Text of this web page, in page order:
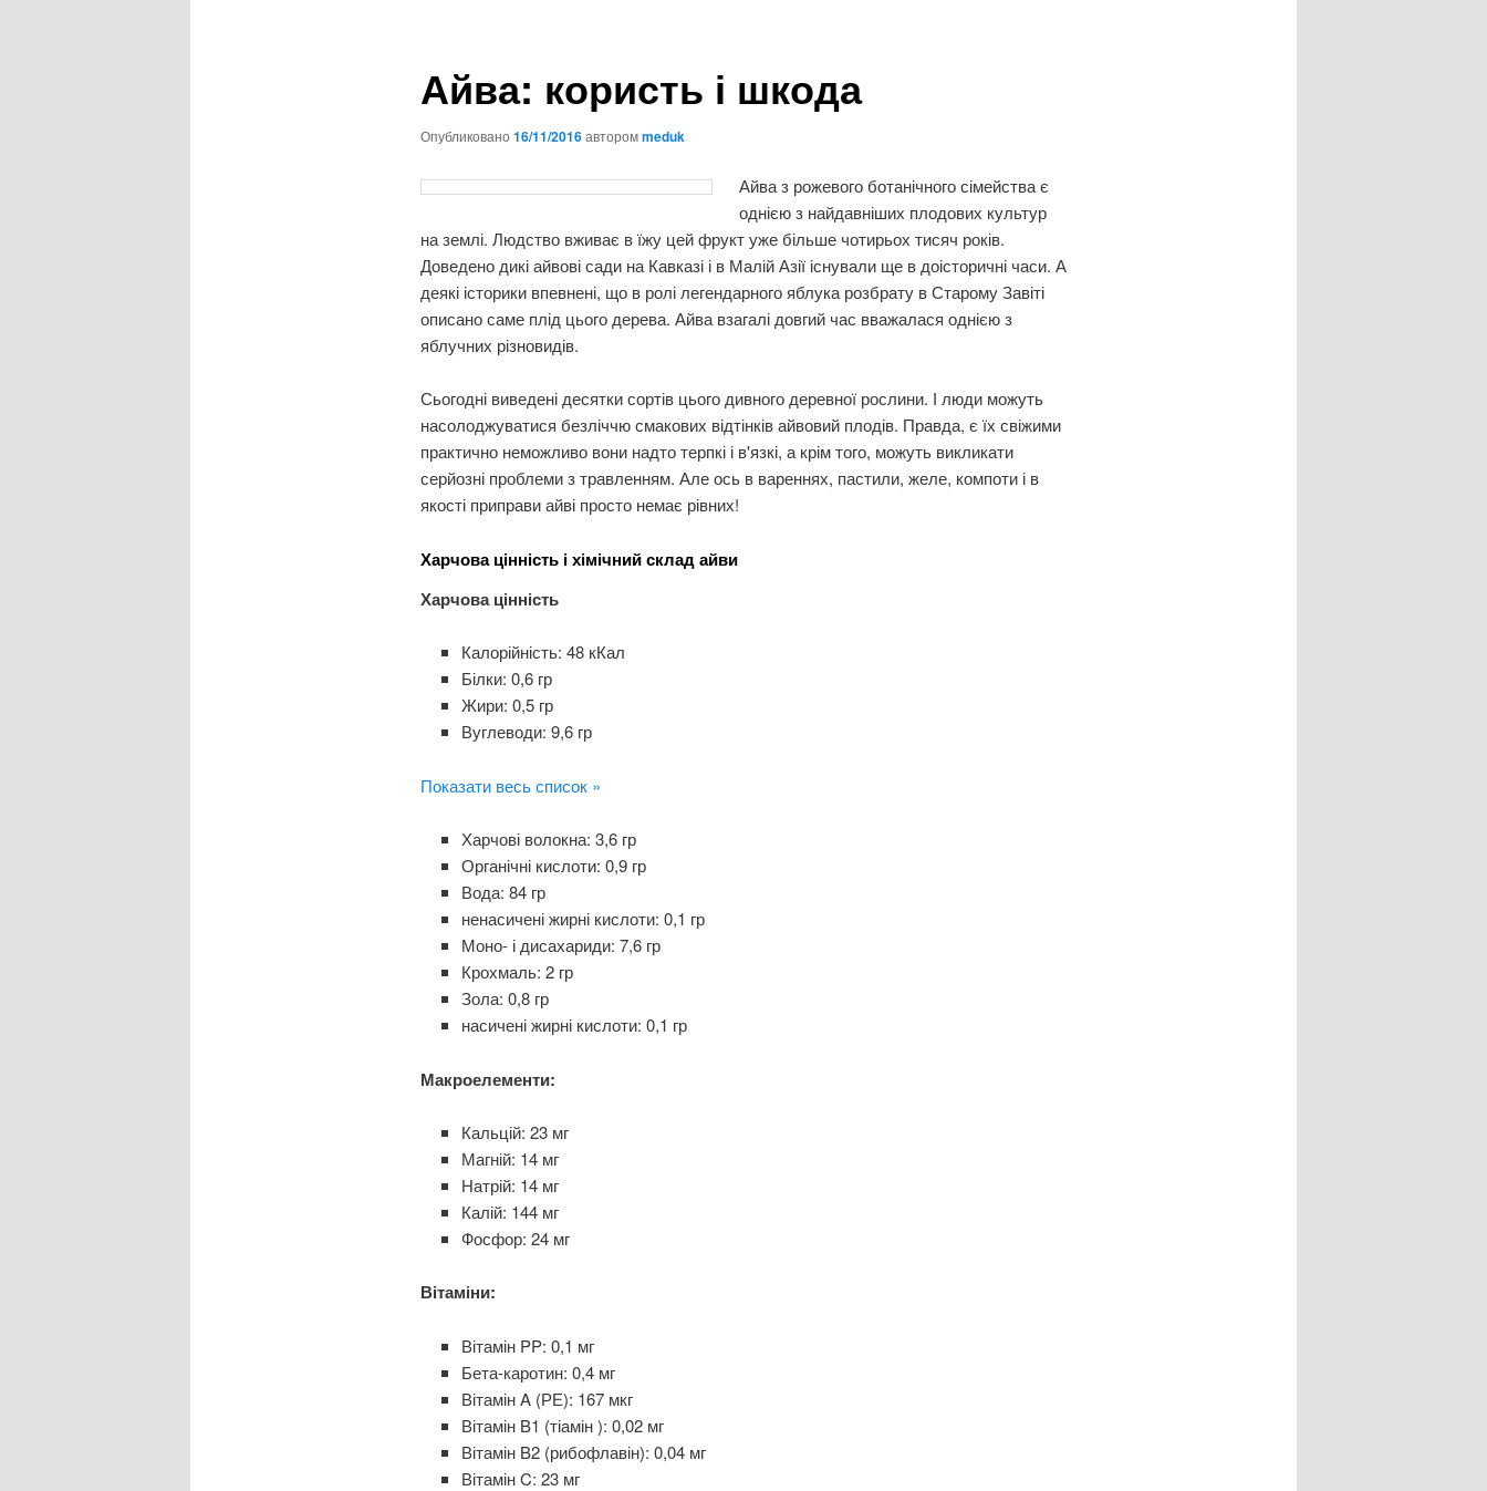
Айва: користь і шкода
Опубликовано 16/11/2016авторомmeduk
Айва з рожевого ботанічного сімейства є
однією з найдавніших плодових культур
на землі. Людство вживає в їжу цей фрукт уже більше чотирьох тисяч років.
Доведено дикі айвові сади на Кавказі і в Малій Азії існували ще в доісторичні часи. А
деякі історики впевнені, що в ролі легендарного яблука розбрату в Старому Завіті
описано саме плід цього дерева. Айва взагалі довгий час вважалася однією з
яблучних різновидів.
Сьогодні виведені десятки сортів цього дивного деревної рослини. І люди можуть
насолоджуватися безліччю смакових відтінків айвовий плодів. Правда, є їх свіжими
практично неможливо вони надто терпкі і в'язкі, а крім того, можуть викликати
серйозні проблеми з травленням. Але ось в вареннях, пастили, желе, компоти і в
якості приправи айві просто немає рівних!
Харчова цінність і хімічний склад айви
Харчова цінність
Калорійність: 48 кКал
Білки: 0,6 гр
Жири: 0,5 гр
Вуглеводи: 9,6 гр
Показати весь список »
Харчові волокна: 3,6 гр
Органічні кислоти: 0,9 гр
Вода: 84 гр
ненасичені жирні кислоти: 0,1 гр
Моно- і дисахариди: 7,6 гр
Крохмаль: 2 гр
Зола: 0,8 гр
насичені жирні кислоти: 0,1 гр
Макроелементи:
Кальцій: 23 мг
Магній: 14 мг
Натрій: 14 мг
Калій: 144 мг
Фосфор: 24 мг
Вітаміни:
Вітамін PP: 0,1 мг
Бета-каротин: 0,4 мг
Вітамін A (РЕ): 167 мкг
Вітамін B1 (тіамін ): 0,02 мг
Вітамін B2 (рибофлавін): 0,04 мг
Вітамін C: 23 мг